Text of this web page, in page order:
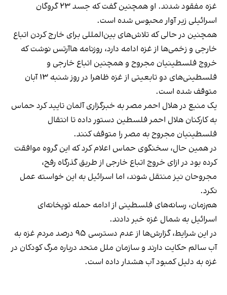
غزه مفقود شدند. او همچنین گفت که جسد ۲۳ گروگان
اسرائیلی زیر آوار محبوس شده است.
همچنین در حالی که تلاش‌های بین‌المللی برای خارج کردن اتباع
خارجی و زخمی‌ها از غزه ادامه دارد، روزنامه هاآرتس نوشت که
خروج فلسطینیان مجروح و همچنین اتباع خارجی و
فلسطینی‌های دو تابعیتی از غزه ظاهرا در روز شنبه ۱۳ آبان
متوقف شده است.
یک منبع در هلال احمر مصر به خبرگزاری آلمان تایید کرد حماس
به کارکنان هلال احمر فلسطین دستور داده تا انتقال
فلسطینیان مجروح به مصر را متوقف کنند.
در همین حال، سخنگوی حماس اعلام کرد که این گروه موافقت
کرده بود در ازای خروج اتباع خارجی از طریق گذرگاه رفح،
مجروحان نیز منتقل شوند، اما اسرائیل به این خواسته عمل
نکرد.
هم‌زمان، رسانه‌های فلسطینی از ادامه حمله توپخانه‌ای
اسرائیل به شمال غزه خبر دادند.
در این شرایط، گزارش‌ها از عدم دسترسی ۹۵ درصد مردم غزه به
آب سالم حکایت دارند و سازمان ملل متحد درباره مرگ کودکان در
غزه به دلیل کمبود آب هشدار داده است.